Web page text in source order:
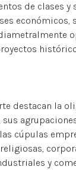
de clases y
económicos,
destacan la
sus
cúpulas
y